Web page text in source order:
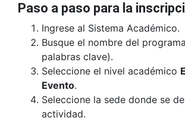
Paso a paso para la
Ingrese al Sistema Académico.
Busque el nombre del
palabras clave).
Seleccione el nivel académico
Evento.
Seleccione la sede donde se
actividad.